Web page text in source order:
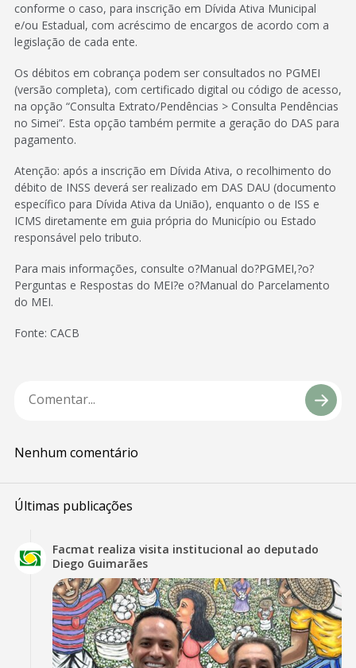
conforme o caso, para inscrição em Dívida Ativa Municipal
e/ou Estadual, com acréscimo de encargos de acordo com a
legislação de cada ente.
Os débitos em cobrança podem ser consultados no PGMEI
(versão completa), com certificado digital ou código de acesso,
na opção “Consulta Extrato/Pendências > Consulta Pendências
no Simei”. Esta opção também permite a geração do DAS para
pagamento.
Atenção: após a inscrição em Dívida Ativa, o recolhimento do
débito de INSS deverá ser realizado em DAS DAU (documento
específico para Dívida Ativa da União), enquanto o de ISS e
ICMS diretamente em guia própria do Município ou Estado
responsável pelo tributo.
Para mais informações, consulte o?Manual do?PGMEI,?o?
Perguntas e Respostas do MEI?e o?Manual do Parcelamento
do MEI.
Fonte: CACB
Nenhum comentário
Últimas publicações
Facmat realiza visita institucional ao deputado
Diego Guimarães